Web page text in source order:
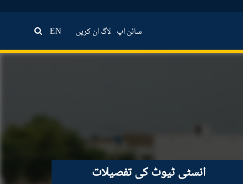
سائن اپ لاگ ان کریں EN
انسٹی ٹیوٹ کی تفصیلات